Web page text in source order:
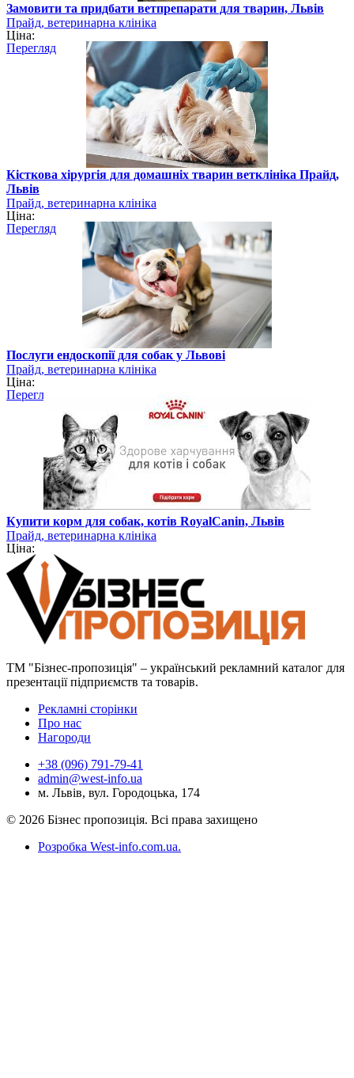
Замовити та придбати ветпрепарати для тварин, Львів
Прайд, ветеринарна клініка
Ціна:
Перегляд
Кісткова хірургія для домашніх тварин ветклініка Прайд,
Львів
Прайд, ветеринарна клініка
Ціна:
Перегляд
Послуги ендоскопії для собак у Львові
Прайд, ветеринарна клініка
Ціна:
Перегляд
Купити корм для собак, котів RoyalCanin, Львів
Прайд, ветеринарна клініка
Ціна:
ТМ "Бізнес-пропозиція" – український рекламний каталог для
презентації підприємств та товарів.
Рекламні сторінки
Про нас
Нагороди
+38 (096) 791-79-41
admin@west-info.ua
м. Львів, вул. Городоцька, 174
© 2026 Бізнес пропозиція. Всі права захищено
Розробка West-info.com.ua.